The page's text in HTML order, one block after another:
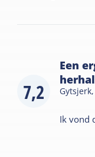
7,2
Een
Ik vond